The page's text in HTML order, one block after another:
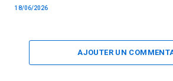
18/06/2026
AJOUTER UN